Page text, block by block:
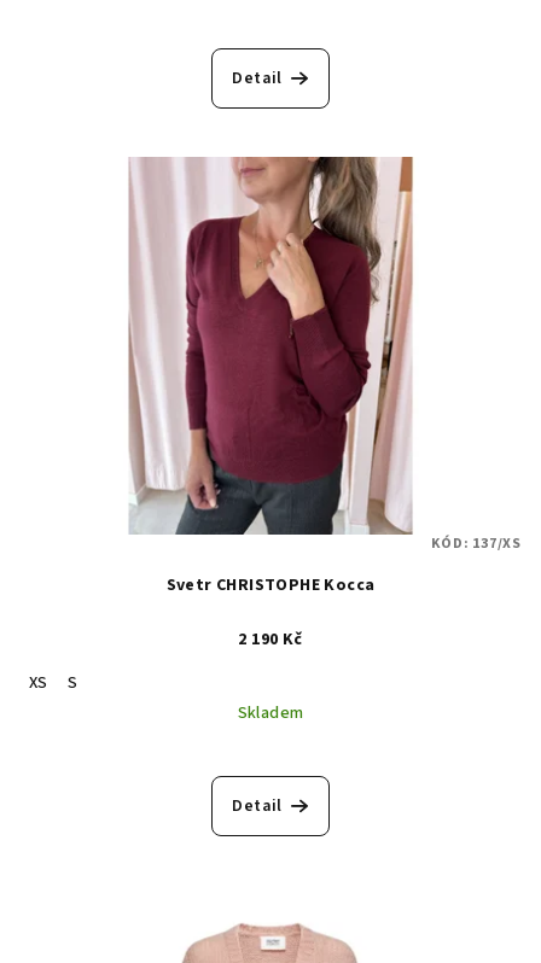
Detail
Svetr CHRISTOPHE Kocca
2 190 Kč
XS
S
Skladem
Detail
KÓD: 137/XS